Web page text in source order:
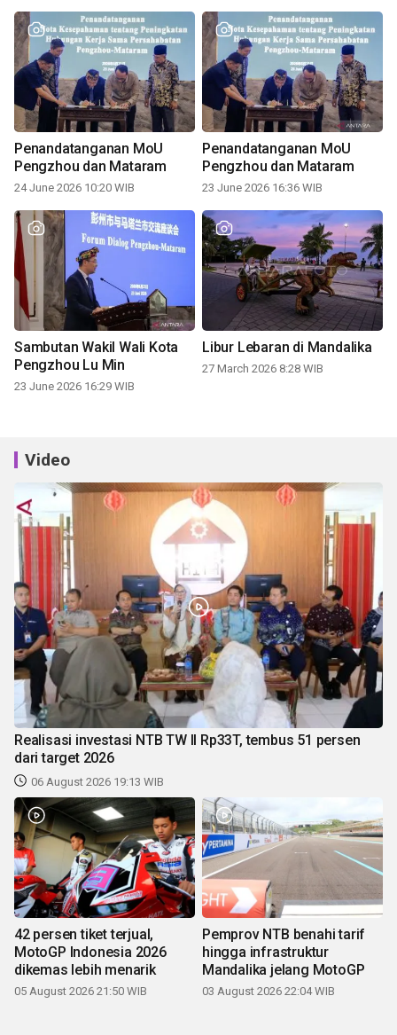
Penandatanganan MoU
Pengzhou dan Mataram
24 June 2026 10:20 WIB
Penandatanganan MoU
Pengzhou dan Mataram
23 June 2026 16:36 WIB
Sambutan Wakil Wali Kota
Pengzhou Lu Min
23 June 2026 16:29 WIB
Libur Lebaran di Mandalika
27 March 2026 8:28 WIB
Video
Realisasi investasi NTB TW II Rp33T, tembus 51 persen
dari target 2026
06 August 2026 19:13 WIB
42 persen tiket terjual,
MotoGP Indonesia 2026
dikemas lebih menarik
05 August 2026 21:50 WIB
Pemprov NTB benahi tarif
hingga infrastruktur
Mandalika jelang MotoGP
03 August 2026 22:04 WIB